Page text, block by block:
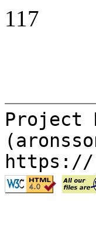
117
Project
https://